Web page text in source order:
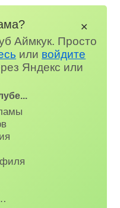
Аймкук. Просто
или войдите
Яндекс или
✕